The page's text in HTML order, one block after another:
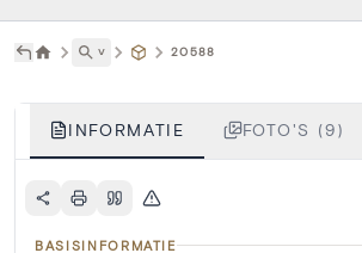
˅ 20588
INFORMATIE FOTO'S (9)
BASISINFORMATIE